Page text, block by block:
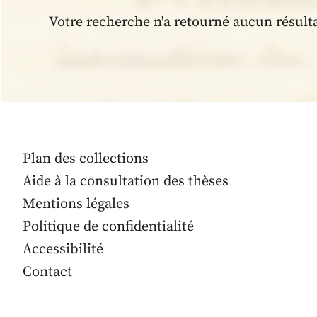
Votre recherche n'a retourné aucun
Plan des collections
Aide à la consultation des thèses
Mentions légales
Politique de confidentialité
Accessibilité
Contact